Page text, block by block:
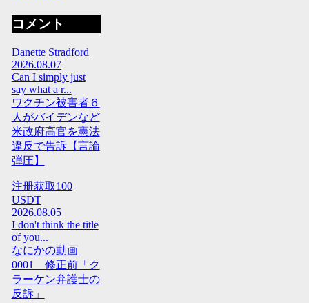
コメント
Danette Stradford
2026.08.07
Can I simply just
say what a r...
ワクチン被害者６
人がバイデンなど
米政府高官を憲法
違反で告訴【言論
弾圧】
注册获取100
USDT
2026.08.05
I don't think the title
of you...
なにかの動画
0001 修正前「ク
ラーケン弁護士の
反訴」